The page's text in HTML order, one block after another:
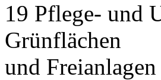
19 Pflege- und
Grünflächen
und